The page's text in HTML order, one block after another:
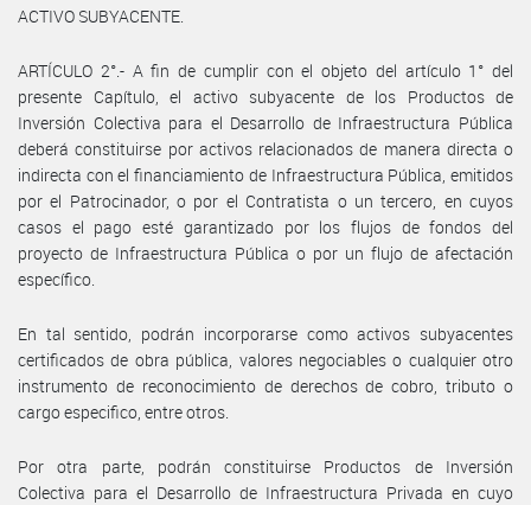
ACTIVO SUBYACENTE.
ARTÍCULO 2°.- A fin de cumplir con el objeto del artículo 1° del
presente Capítulo, el activo subyacente de los Productos de
Inversión Colectiva para el Desarrollo de Infraestructura Pública
deberá constituirse por activos relacionados de manera directa o
indirecta con el financiamiento de Infraestructura Pública, emitidos
por el Patrocinador, o por el Contratista o un tercero, en cuyos
casos el pago esté garantizado por los flujos de fondos del
proyecto de Infraestructura Pública o por un flujo de afectación
específico.
En tal sentido, podrán incorporarse como activos subyacentes
certificados de obra pública, valores negociables o cualquier otro
instrumento de reconocimiento de derechos de cobro, tributo o
cargo especifico, entre otros.
Por otra parte, podrán constituirse Productos de Inversión
Colectiva para el Desarrollo de Infraestructura Privada en cuyo